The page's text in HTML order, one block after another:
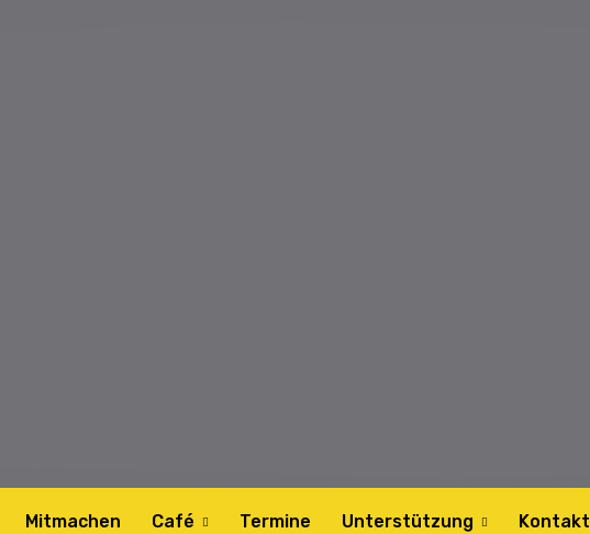
Mitmachen Café Termine Unterstützung Kontakt